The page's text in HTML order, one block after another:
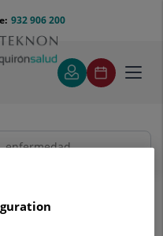
932 906 200
Verdecchia